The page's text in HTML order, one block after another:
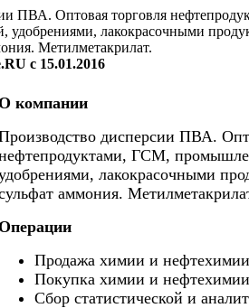
ПВА. Оптовая торговля
лакокрасочными
Метилметакрилат.
с 15.01.2016
компании
дисперсии ПВА.
ГСМ,
лакокрасочными
аммония.
Продажа химии и нефтехимии
Покупка химии и нефтехимии
Сбор статистической и